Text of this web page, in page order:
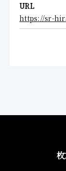
URL
https://sr-